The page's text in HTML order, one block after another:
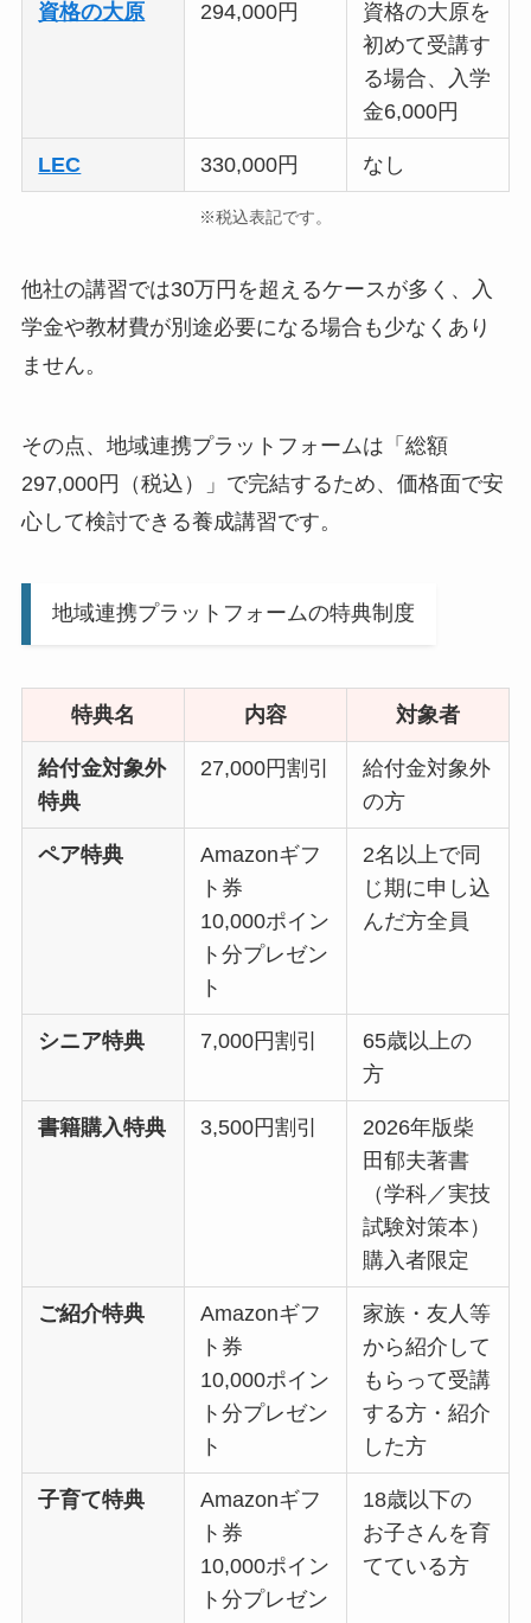
資格の大原 294,000円
資格の大原を
初めて受講す
る場合、入学
金6,000円
LEC 330,000円 なし
※税込表記です。
他社の講習では30万円を超えるケースが多く、入
学金や教材費が別途必要になる場合も少なくあり
ません。
その点、地域連携プラットフォームは「総額
297,000円（税込）」で完結するため、価格面で安
心して検討できる養成講習です。
地域連携プラットフォームの特典制度
特典名 内容 対象者
給付金対象外
特典
27,000円割引
給付金対象外
の方
ペア特典
Amazonギフ
ト券
10,000ポイン
ト分プレゼン
ト
2名以上で同
じ期に申し込
んだ方全員
シニア特典 7,000円割引
65歳以上の
方
書籍購入特典 3,500円割引
2026年版柴
田郁夫著書
（学科／実技
試験対策本）
購入者限定
ご紹介特典
Amazonギフ
ト券
10,000ポイン
ト分プレゼン
ト
家族・友人等
から紹介して
もらって受講
する方・紹介
した方
子育て特典
Amazonギフ
ト券
10,000ポイン
ト分プレゼン
18歳以下の
お子さんを育
てている方